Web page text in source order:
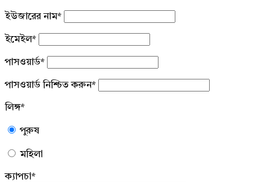
ইউজারের নাম*
ইমেইল*
পাসওয়ার্ড*
পাসওয়ার্ড নিশ্চিত করুন*
লিঙ্গ*
পুরুষ
মহিলা
ক্যাপচা*